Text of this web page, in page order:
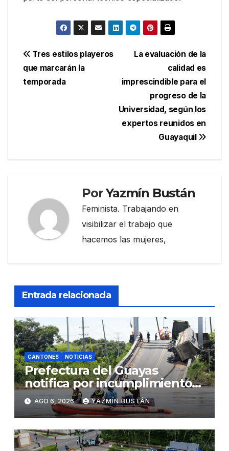
Navegación
de
La evaluación de la
calidad es
imprescindible para el
progreso de la
Universidad, según los
expertos reunidos en
Guayaquil
Tres estilos playeros
que marcarán la
temporada
PorYazmín Bustán
Feminista. Trabajando en
visibilizar el trabajo que
hacemos las mujeres,
Entrada relacionada
CANTONES NOTICIAS
Prefectura del Guayas
notifica por incumplimiento
contractual a la Concesionaria
CONORTE y exige celeridad
en desmontaje del puente
Gonzalo Icaza Cornejo, en
Daule
AGO 6, 2026 YAZMÍN BUSTÁN